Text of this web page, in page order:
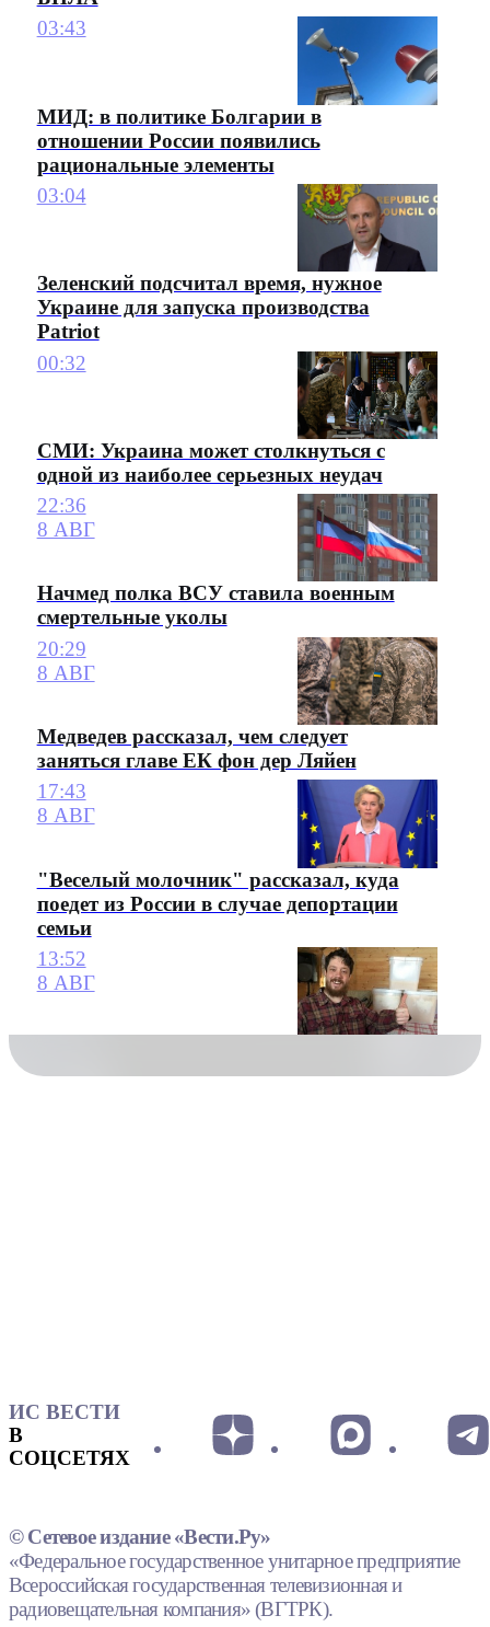
03:43
МИД: в политике Болгарии в
отношении России появились
рациональные элементы
03:04
Зеленский подсчитал время, нужное
Украине для запуска производства
Patriot
00:32
СМИ: Украина может столкнуться с
одной из наиболее серьезных неудач
22:36
8 АВГ
Начмед полка ВСУ ставила военным
смертельные уколы
20:29
8 АВГ
Медведев рассказал, чем следует
заняться главе ЕК фон дер Ляйен
17:43
8 АВГ
"Веселый молочник" рассказал, куда
поедет из России в случае депортации
семьи
13:52
8 АВГ
ИС ВЕСТИ
В
СОЦСЕТЯХ
© Сетевое издание «Вести.Ру»
«Федеральное государственное унитарное предприятие
Всероссийская государственная телевизионная и
радиовещательная компания» (ВГТРК).